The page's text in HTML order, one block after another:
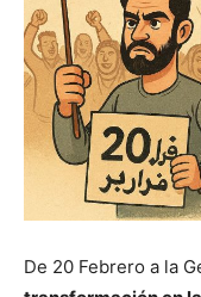
De 20 Febrero a la